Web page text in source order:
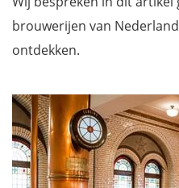
brouwerijen van
ontdekken.